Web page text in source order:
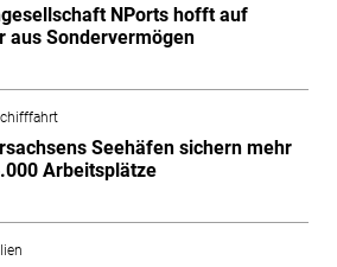
NPorts hofft auf
aus Sondervermögen
Seehäfen sichern mehr
Arbeitsplätze